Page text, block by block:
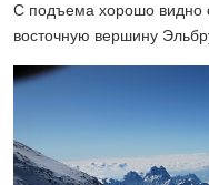
С подъема хорошо видно
восточную вершину